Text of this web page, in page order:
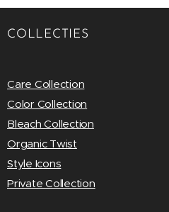
COLLECTIES
Care Collection
Color Collection
Bleach Collection
Organic Twist
Style Icons
Private Collection